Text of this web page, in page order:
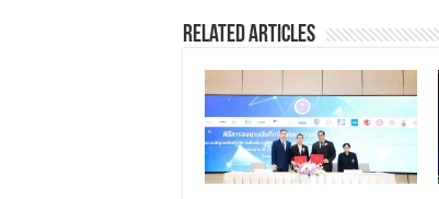
Related Articles